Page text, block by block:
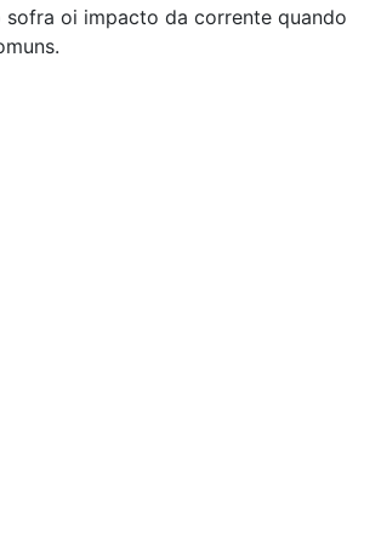
oi impacto da corrente quando